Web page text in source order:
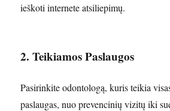
ieškoti internete atsiliepimų.
2. Teikiamos Paslaugos
Pasirinkite odontologą, kuris teikia
paslaugas, nuo prevencinių vizitų iki